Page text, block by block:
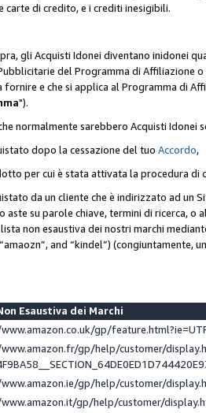
carte di credito, e i crediti inesigibili.
gli Acquisti Idonei diventano inidonei
del Programma di Affiliazione
e che si applica al Programma di
").
normalmente sarebbero Acquisti
dopo la cessazione del tuo Accordo,
per cui è stata attivata la procedura di
da un cliente che è indirizzato ad un
su parole chiave, termini di ricerca,
lista non esaustiva dei nostri marchi
and “kindel”) (congiuntamente,
Esaustiva dei Marchi
gp/
gp/help/customer/
gp/help/customer/
gp/help/customer/